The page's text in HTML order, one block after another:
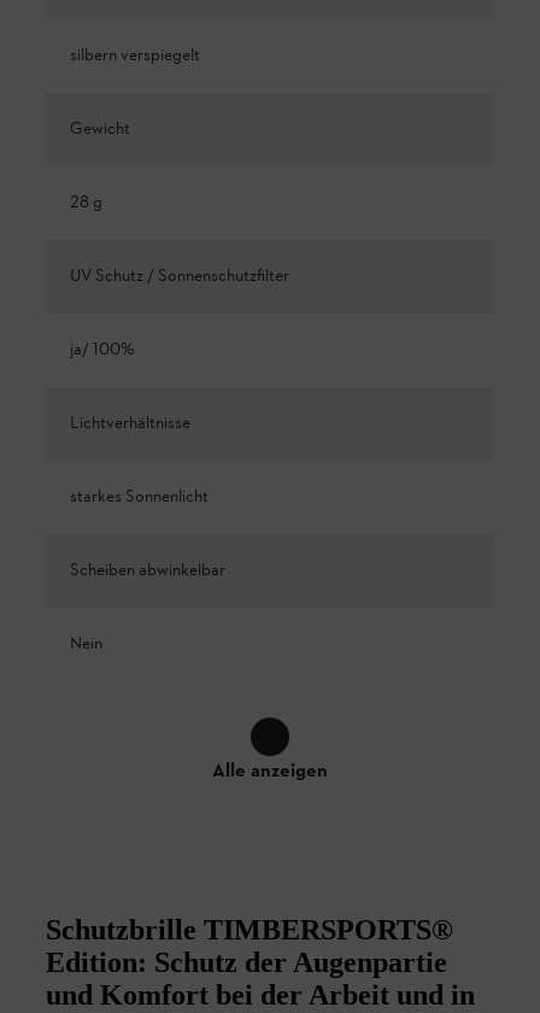
silbern verspiegelt
Gewicht
28 g
UV Schutz / Sonnenschutzfilter
ja/ 100%
Lichtverhältnisse
starkes Sonnenlicht
Scheiben abwinkelbar
Nein
Alle anzeigen
Schutzbrille TIMBERSPORTS®
Edition: Schutz der Augenpartie
und Komfort bei der Arbeit und in